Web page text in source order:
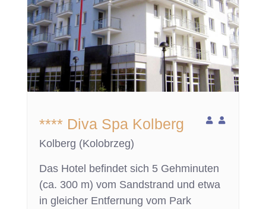
**** Diva Spa Kolberg
Kolberg (Kolobrzeg)
Das Hotel befindet sich 5 Gehminuten
(ca. 300 m) vom Sandstrand und etwa
in gleicher Entfernung vom Park